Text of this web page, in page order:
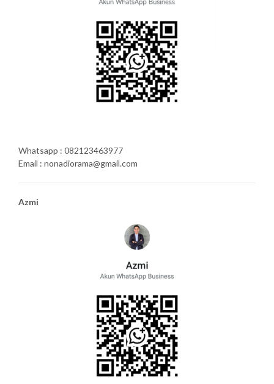
Whatsapp : 082123463977
Email : nonadiorama@gmail.com
Azmi